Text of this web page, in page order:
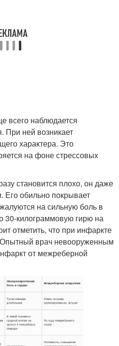
всего наблюдается
При ней возникает
характера. Это
на фоне стрессовых
становится плохо, он даже
Его обильно покрывает
на сильную боль в
30-килограммовую гирю на
отметить, что при инфаркте
врач невооруженным
от межреберной